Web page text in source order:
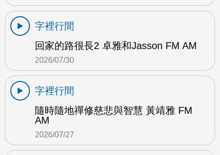
字裡行間
回家的路很長2 卓雅和Jasson FM AM
2026/07/30
字裡行間
隨時隨地禪修慈悲與智慧 黃靖雅 FM
AM
2026/07/27